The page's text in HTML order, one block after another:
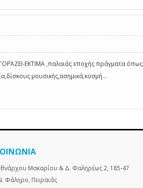
ΕΚΤΙΜΑ ,παλαιάς εποχής πράγματα όπως
μουσικής,ασημικά,κοσμή...
Μακαρίου & Δ. Φαληρέως 2, 185-47
Φάληρο, Πειραιάς